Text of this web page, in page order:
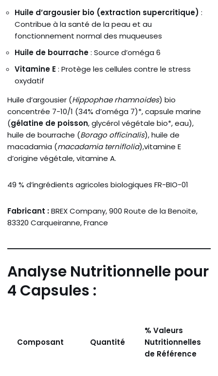
Huile d’argousier bio (extraction supercritique) :
Contribue à la santé de la peau et au
fonctionnement normal des muqueuses
Huile de bourrache: Source d’oméga 6
Vitamine E : Protège les cellules contre le stress
oxydatif
Huile d’argousier (Hippophae rhamnoides) bio
concentrée 7-10/1 (34% d’oméga 7)*, capsule marine
(gélatine de poisson, glycérol végétale bio*, eau),
huile de bourrache (Borago officinalis), huile de
macadamia (macadamia terniflolia),vitamine E
d’origine végétale, vitamine A.
49 % d’ingrédients agricoles biologiques FR-BIO-01
Fabricant :BREX Company, 900 Route de la Benoite,
83320 Carqueiranne, France
Analyse Nutritionnelle pour
4 Capsules :
Composant Quantité
% Valeurs
Nutritionnelles
de Référence